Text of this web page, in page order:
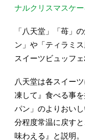
ナルクリスマスケー
「八天堂」「苺」
ン」や「ティラミ
スイーツビュッフ
八天堂は各スイー
凍して』食べる事
パン」のよりおい
分程度常温に戻す
味わえる』と説明